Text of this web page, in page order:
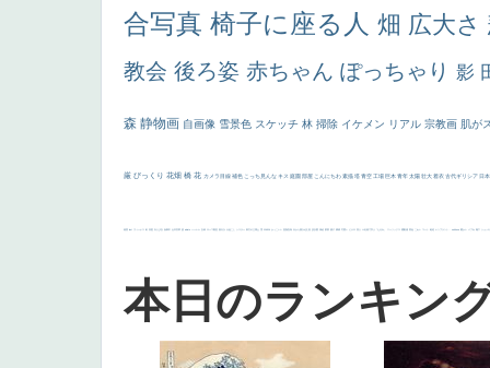
合写真 椅子に座る人 畑 広大さ
教会 後ろ姿 赤ちゃん ぽっちゃり 影
森 静物画 自画像 雪景色 スケッチ 林 掃除 イケメン リアル 宗教画 肌が
厳 びっくり 花畑 橋 花 カメラ目線 補色 こっち見んな キス 庭園 部屋 こんにちわ 素描 塔 青空 工場 巨木 青年 太陽 壮大 着衣 古代ギリシア 日
画質 last ヴィーナス 剣 白人少女 食事中 山本芳翠 麦 alciato ハーレム 女神 ローマ教皇 奥行き 火起こし シスター 東方の三博士 114514 かっこいい 受胎告知 天から覗き込む顔 設計図 挿絵 群衆 親子 裸婦 可愛い ピサロ ＃名画で学ぶ「たるみ」 ニーソックス 躍動感 黄色 こわい コート 畦道 レンブラント・ sekkusu 暖かい バブみ 靴下 ショッ
本日のランキン